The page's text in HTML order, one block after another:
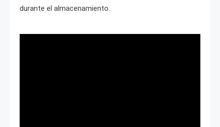
durante el almacenamiento.